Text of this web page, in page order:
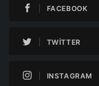
FACEBOOK
TWITTER
INSTAGRAM